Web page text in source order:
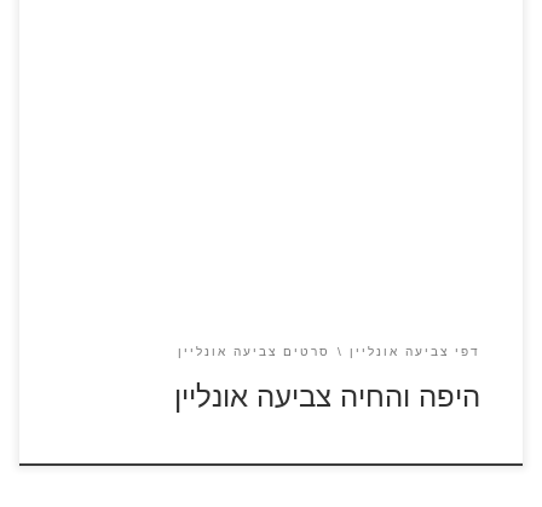
דפי צביעה אונליין סרטים צביעה אונליין
היפה והחיה צביעה אונליין